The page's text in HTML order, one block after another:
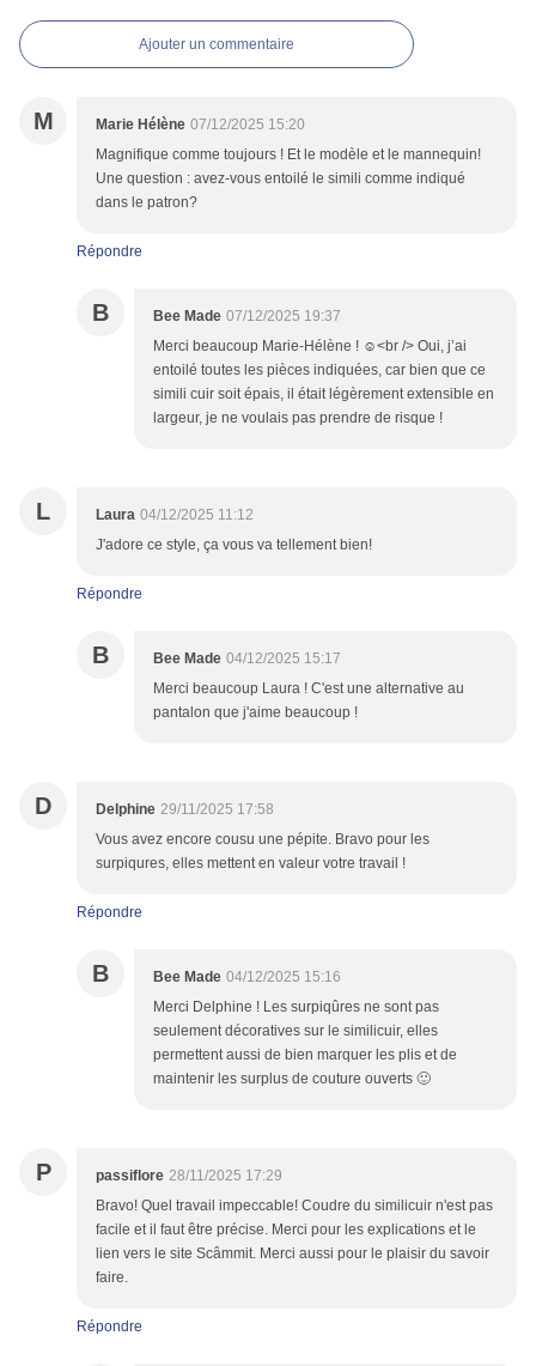
Ajouter un commentaire
M Marie Hélène 07/12/2025 15:20
Magnifique comme toujours ! Et le modèle et le mannequin!
Une question : avez-vous entoilé le simili comme indiqué
dans le patron?
Répondre
B Bee Made 07/12/2025 19:37
Merci beaucoup Marie-Hélène ! ☺️<br /> Oui, j’ai
entoilé toutes les pièces indiquées, car bien que ce
simili cuir soit épais, il était légèrement extensible en
largeur, je ne voulais pas prendre de risque !
L Laura 04/12/2025 11:12
J'adore ce style, ça vous va tellement bien!
Répondre
B Bee Made 04/12/2025 15:17
Merci beaucoup Laura ! C'est une alternative au
pantalon que j'aime beaucoup !
D Delphine 29/11/2025 17:58
Vous avez encore cousu une pépite. Bravo pour les
surpiqures, elles mettent en valeur votre travail !
Répondre
B Bee Made 04/12/2025 15:16
Merci Delphine ! Les surpiqûres ne sont pas
seulement décoratives sur le similicuir, elles
permettent aussi de bien marquer les plis et de
maintenir les surplus de couture ouverts 🙂
P passiflore 28/11/2025 17:29
Bravo! Quel travail impeccable! Coudre du similicuir n'est pas
facile et il faut être précise. Merci pour les explications et le
lien vers le site Scâmmit. Merci aussi pour le plaisir du savoir
faire.
Répondre